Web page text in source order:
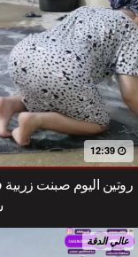
12:39
روتين اليوم صبنت
عالي الدقة